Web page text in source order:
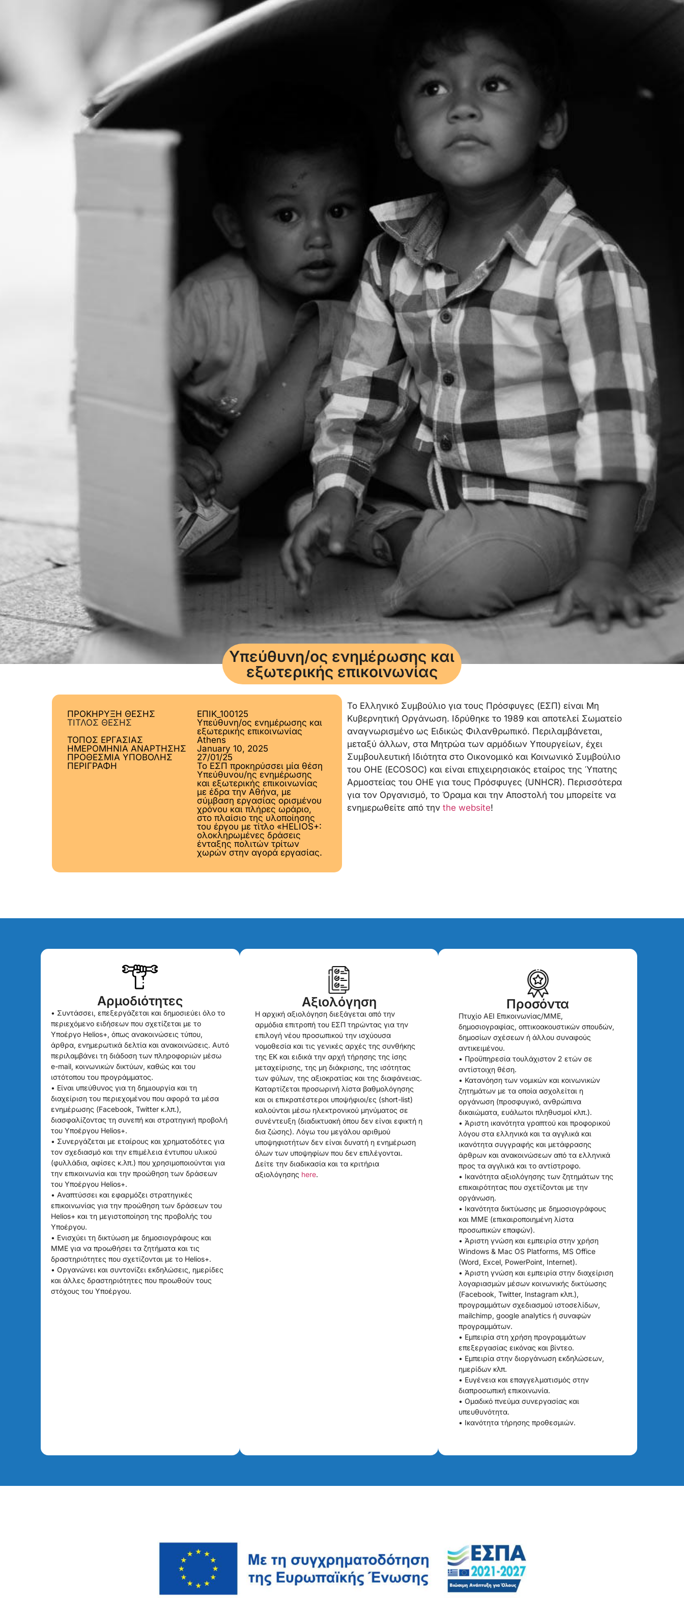
Υπεύθυνη/ος ενημέρωσης και
εξωτερικής επικοινωνίας
ΠΡΟΚΗΡΥΞΗ ΘΕΣΗΣ
ΕΠΙΚ_100125
ΤΙΤΛΟΣ ΘΕΣΗΣ
Υπεύθυνη/ος ενημέρωσης και
εξωτερικής επικοινωνίας
ΤΟΠΟΣ ΕΡΓΑΣΙΑΣ
Athens
ΗΜΕΡΟΜΗΝΙΑ ΑΝΑΡΤΗΣΗΣ
January 10, 2025
ΠΡΟΘΕΣΜΙΑ ΥΠΟΒΟΛΗΣ
27/01/25
ΠΕΡΙΓΡΑΦΗ
Το ΕΣΠ προκηρύσσει μία θέση
Υπεύθυνου/ης ενημέρωσης
και εξωτερικής επικοινωνίας
με έδρα την Αθήνα, με
σύμβαση εργασίας ορισμένου
χρόνου και πλήρες ωράριο,
στο πλαίσιο της υλοποίησης
του έργου με τίτλο «HELIOS+:
ολοκληρωμένες δράσεις
ένταξης πολιτών τρίτων
χωρών στην αγορά εργασίας.
Το Ελληνικό Συμβούλιο για τους Πρόσφυγες (ΕΣΠ) είναι Μη
Κυβερνητική Οργάνωση. Ιδρύθηκε το 1989 και αποτελεί Σωματείο
αναγνωρισμένο ως Ειδικώς Φιλανθρωπικό. Περιλαμβάνεται,
μεταξύ άλλων, στα Μητρώα των αρμόδιων Υπουργείων, έχει
Συμβουλευτική Ιδιότητα στο Οικονομικό και Κοινωνικό Συμβούλιο
του ΟΗΕ (ECOSOC) και είναι επιχειρησιακός εταίρος της Ύπατης
Αρμοστείας του ΟΗΕ για τους Πρόσφυγες (UNHCR). Περισσότερα
για τον Οργανισμό, το Όραμα και την Αποστολή του μπορείτε να
ενημερωθείτε από την the website!
Αρμοδιότητες
• Συντάσσει, επεξεργάζεται και δημοσιεύει όλο το
περιεχόμενο ειδήσεων που σχετίζεται με το
Υποέργο Helios+, όπως ανακοινώσεις τύπου,
άρθρα, ενημερωτικά δελτία και ανακοινώσεις. Αυτό
περιλαμβάνει τη διάδοση των πληροφοριών μέσω
e-mail, κοινωνικών δικτύων, καθώς και του
ιστότοπου του προγράμματος.
• Είναι υπεύθυνος για τη δημιουργία και τη
διαχείριση του περιεχομένου που αφορά τα μέσα
ενημέρωσης (Facebook, Twitter κ.λπ.),
διασφαλίζοντας τη συνεπή και στρατηγική προβολή
του Υποέργου Helios+.
• Συνεργάζεται με εταίρους και χρηματοδότες για
τον σχεδιασμό και την επιμέλεια έντυπου υλικού
(φυλλάδια, αφίσες κ.λπ.) που χρησιμοποιούνται για
την επικοινωνία και την προώθηση των δράσεων
του Υποέργου Helios+.
• Αναπτύσσει και εφαρμόζει στρατηγικές
επικοινωνίας για την προώθηση των δράσεων του
Helios+ και τη μεγιστοποίηση της προβολής του
Υποέργου.
• Ενισχύει τη δικτύωση με δημοσιογράφους και
ΜΜΕ για να προωθήσει τα ζητήματα και τις
δραστηριότητες που σχετίζονται με το Helios+.
• Οργανώνει και συντονίζει εκδηλώσεις, ημερίδες
και άλλες δραστηριότητες που προωθούν τους
στόχους του Υποέργου.
Αξιολόγηση
Η αρχική αξιολόγηση διεξάγεται από την
αρμόδια επιτροπή του ΕΣΠ τηρώντας για την
επιλογή νέου προσωπικού την ισχύουσα
νομοθεσία και τις γενικές αρχές της συνθήκης
της ΕΚ και ειδικά την αρχή τήρησης της ίσης
μεταχείρισης, της μη διάκρισης, της ισότητας
των φύλων, της αξιοκρατίας και της διαφάνειας.
Καταρτίζεται προσωρινή λίστα βαθμολόγησης
και οι επικρατέστεροι υποψήφιοι/ες (short-list)
καλούνται μέσω ηλεκτρονικού μηνύματος σε
συνέντευξη (διαδικτυακή όπου δεν είναι εφικτή η
δια ζώσης). Λόγω του μεγάλου αριθμού
υποψηφιοτήτων δεν είναι δυνατή η ενημέρωση
όλων των υποψηφίων που δεν επιλέγονται.
Δείτε την διαδικασία και τα κριτήρια
αξιολόγησης here.
Προσόντα
Πτυχίο ΑΕΙ Επικοινωνίας/ΜΜΕ,
δημοσιογραφίας, οπτικοακουστικών σπουδών,
δημοσίων σχέσεων ή άλλου συναφούς
αντικειμένου.
• Προϋπηρεσία τουλάχιστον 2 ετών σε
αντίστοιχη θέση.
• Κατανόηση των νομικών και κοινωνικών
ζητημάτων με τα οποία ασχολείται η
οργάνωση (προσφυγικό, ανθρώπινα
δικαιώματα, ευάλωτοι πληθυσμοί κλπ.).
• Άριστη ικανότητα γραπτού και προφορικού
λόγου στα ελληνικά και τα αγγλικά και
ικανότητα συγγραφής και μετάφρασης
άρθρων και ανακοινώσεων από τα ελληνικά
προς τα αγγλικά και το αντίστροφο.
• Ικανότητα αξιολόγησης των ζητημάτων της
επικαιρότητας που σχετίζονται με την
οργάνωση.
• Ικανότητα δικτύωσης με δημοσιογράφους
και ΜΜΕ (επικαιροποιημένη λίστα
προσωπικών επαφών).
• Άριστη γνώση και εμπειρία στην χρήση
Windows & Mac OS Platforms, MS Office
(Word, Excel, PowerPoint, Internet).
• Άριστη γνώση και εμπειρία στην διαχείριση
λογαριασμών μέσων κοινωνικής δικτύωσης
(Facebook, Twitter, Instagram κλπ.),
προγραμμάτων σχεδιασμού ιστοσελίδων,
mailchimp, google analytics ή συναφών
προγραμμάτων.
• Εμπειρία στη χρήση προγραμμάτων
επεξεργασίας εικόνας και βίντεο.
• Εμπειρία στην διοργάνωση εκδηλώσεων,
ημερίδων κλπ.
• Ευγένεια και επαγγελματισμός στην
διαπροσωπική επικοινωνία.
• Ομαδικό πνεύμα συνεργασίας και
υπευθυνότητα.
• Ικανότητα τήρησης προθεσμιών.